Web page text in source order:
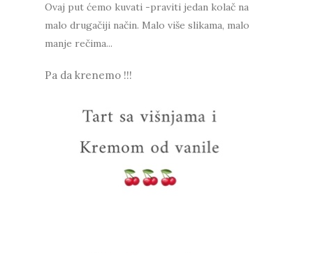
Ovaj put ćemo kuvati -praviti jedan kolač na
malo drugačiji način. Malo više slikama, malo
manje rečima...
Pa da krenemo !!!